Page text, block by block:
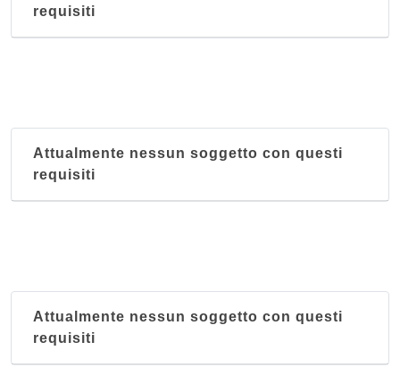
requisiti
Attualmente nessun soggetto con questi
requisiti
Attualmente nessun soggetto con questi
requisiti